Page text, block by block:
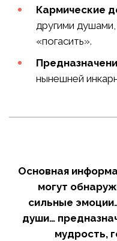
Кармические
другими
«погасить».
нынешней
Основная
могут
сильные
души…
мудрость,